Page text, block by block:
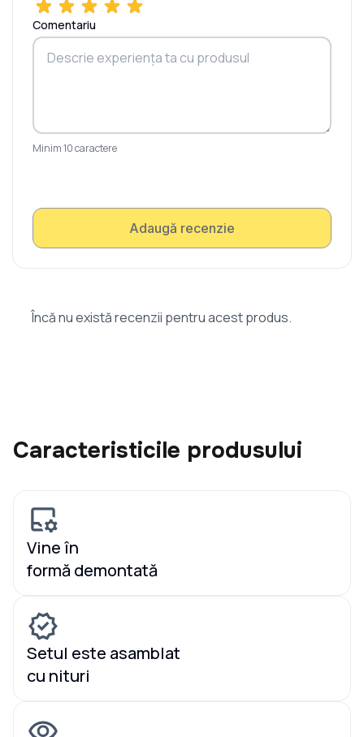
Comentariu
Minim 10 caractere
Adaugă recenzie
Încă nu există recenzii pentru acest produs.
Caracteristicile produsului
Vine în
formă demontată
Setul este asamblat
cu nituri